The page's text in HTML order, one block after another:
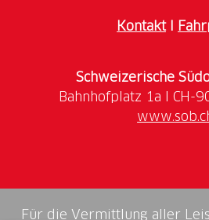
KontaktI
Schweizerische
Für die Vermittlung aller